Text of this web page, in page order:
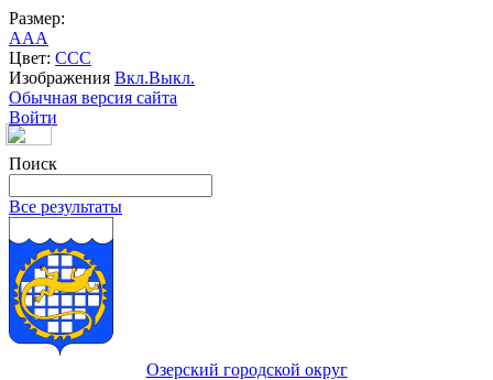
Размер:
AAA
Цвет: CCC
Изображения Вкл.Выкл.
Обычная версия сайта
Войти
Поиск
Все результаты
Озерский городской округ